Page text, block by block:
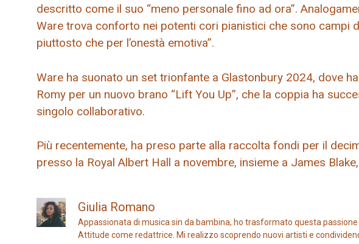
descritto come il suo “meno personale fino ad ora”.
Ware trova conforto nei potenti cori pianistici che sono campi
piuttosto che per l’onestà emotiva”.
Ware ha suonato un set trionfante a Glastonbury 2024, dove
Romy per un nuovo brano “Lift You Up”, che la coppia ha
singolo collaborativo.
Più recentemente, ha preso parte alla raccolta fondi per il
presso la Royal Albert Hall a novembre, insieme a James
Giulia Romano
Appassionata di musica sin da bambina, ho trasformato questa
Attitude come redattrice. Mi realizzo scoprendo nuovi artisti e